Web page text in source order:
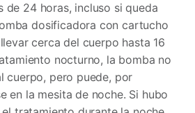
de 24 horas, incluso si queda
dosificadora con cartucho
cerca del cuerpo hasta 16
nocturno, la bomba no
cuerpo, pero puede, por
en la mesita de noche. Si hubo